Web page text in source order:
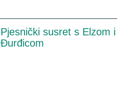
Pjesnički susret s Elzom i
Đurđicom